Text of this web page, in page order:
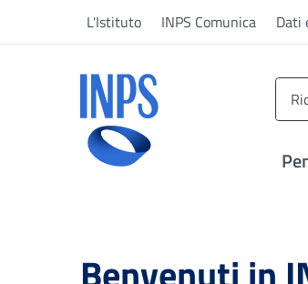
L'Istituto INPS Comunica Dati